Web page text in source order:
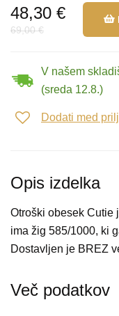
48,30 €
69,00 €
V našem
(sreda 12.8.)
Dodati med
Opis izdelka
Otroški obesek Cutie
ima žig 585/1000, ki
Dostavljen je BREZ
Več podatkov